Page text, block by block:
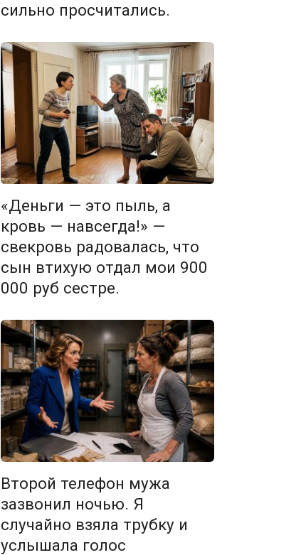
сильно просчитались.
«Деньги — это пыль, а
кровь — навсегда!» —
свекровь радовалась, что
сын втихую отдал мои 900
000 руб сестре.
Второй телефон мужа
зазвонил ночью. Я
случайно взяла трубку и
услышала голос